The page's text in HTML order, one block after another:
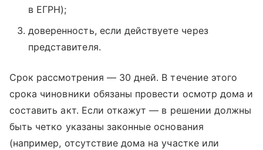
в ЕГРН);
доверенность, если действуете через
представителя.
Срок рассмотрения — 30 дней. В течение этого
срока чиновники обязаны провести осмотр дома и
составить акт. Если откажут — в решении должны
быть четко указаны законные основания
(например, отсутствие дома на участке или